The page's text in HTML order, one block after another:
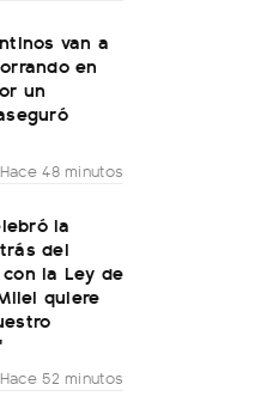
van a
en
un
Hace 48 minutos
la
del
la Ley de
quiere
Hace 52 minutos